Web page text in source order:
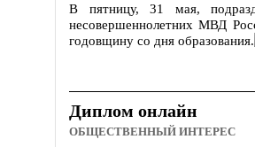
В пятницу, 31 мая,
несовершеннолетних МВД
годовщину со дня образования.
Диплом онлайн
ОБЩЕСТВЕННЫЙ ИНТЕРЕС